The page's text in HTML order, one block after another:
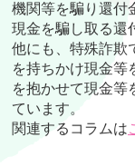
機関等を騙り還付
現金を騙し取る還
他にも、特殊詐欺
を持ちかけ現金等
を抱かせて現金等
ています。
関連するコラムは